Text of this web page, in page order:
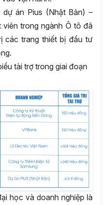
án Pius (Nhật Bản) –
trong ngành Ô tô đã
các trang thiết bị đầu tư
tài trợ trong giai đoạn
học và doanh nghiệp là